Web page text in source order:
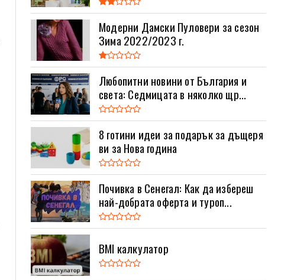
Модерни Дамски Пуловери за сезон
Зима 2022/2023 г.
Любопитни новини от България и
света: Седмицата в няколко щр...
8 готини идеи за подарък за дъщеря
ви за Нова година
Почивка в Сенегал: Как да избереш
най-добрата оферта и туроп...
BMI калкулатор